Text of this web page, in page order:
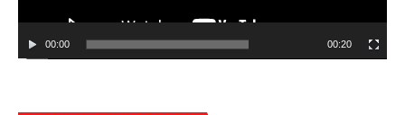
00:00 00:20